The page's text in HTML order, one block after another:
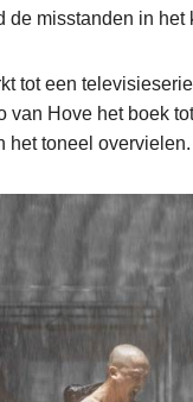
misstanden in het
tot een
van Hove het boek
het toneel overvielen.